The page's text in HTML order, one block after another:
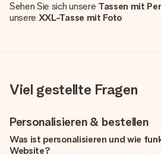
Sehen Sie sich unsere Tassen mit
unsere XXL-Tasse mit Foto
Viel gestellte Fragen
Personalisieren & bestellen
Was ist personalisieren und wie
Website?